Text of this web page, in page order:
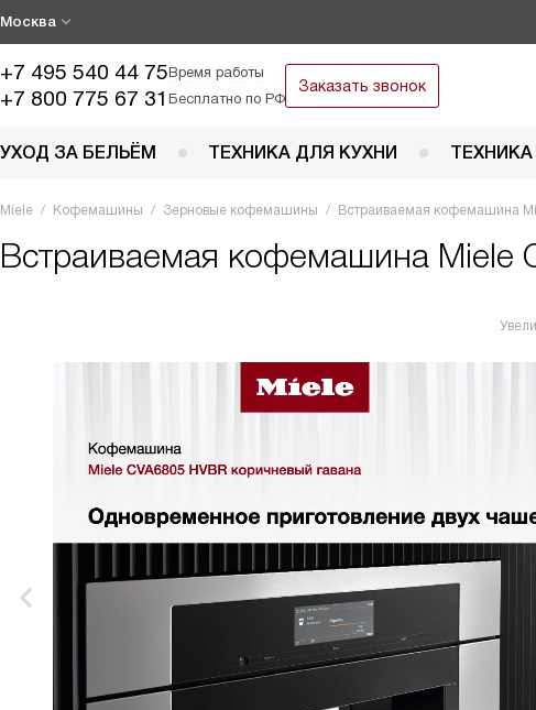
Москва
+7 495 540 44 75Время работы
+7 800 775 67 31 Бесплатно по РФ
Заказать звонок
УХОД ЗА БЕЛЬЁМ ТЕХНИКА ДЛЯ КУХНИ
Miele Кофемашины Зерновые кофемашины Встраиваемая кофемашина
Встраиваемая кофемашина Miele